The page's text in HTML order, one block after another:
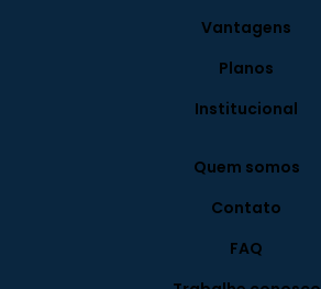
Vantagens
Planos
Institucional
Quem somos
Contato
FAQ